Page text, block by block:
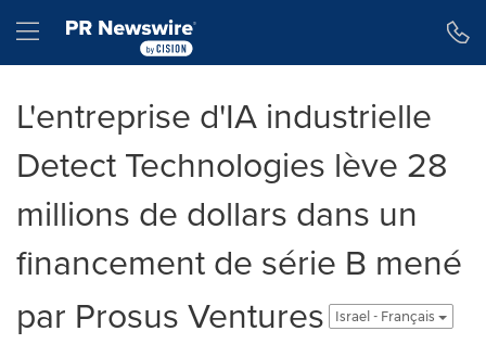
Hamburger menu
L'entreprise d'IA industrielle
Detect Technologies lève 28
millions de dollars dans un
financement de série B mené
par Prosus Ventures
Israel - Français